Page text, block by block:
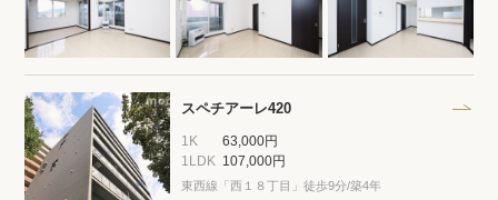
高級賃貸物件トピック 会社概要
商標について
スペチアーレ420
1K
63,000円
1LDK 107,000円
東西線「西１８丁目」徒歩9分/築4年